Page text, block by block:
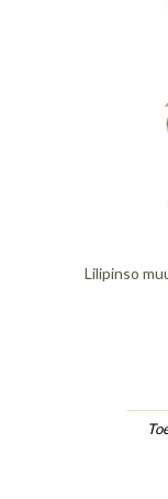
Lilipinso